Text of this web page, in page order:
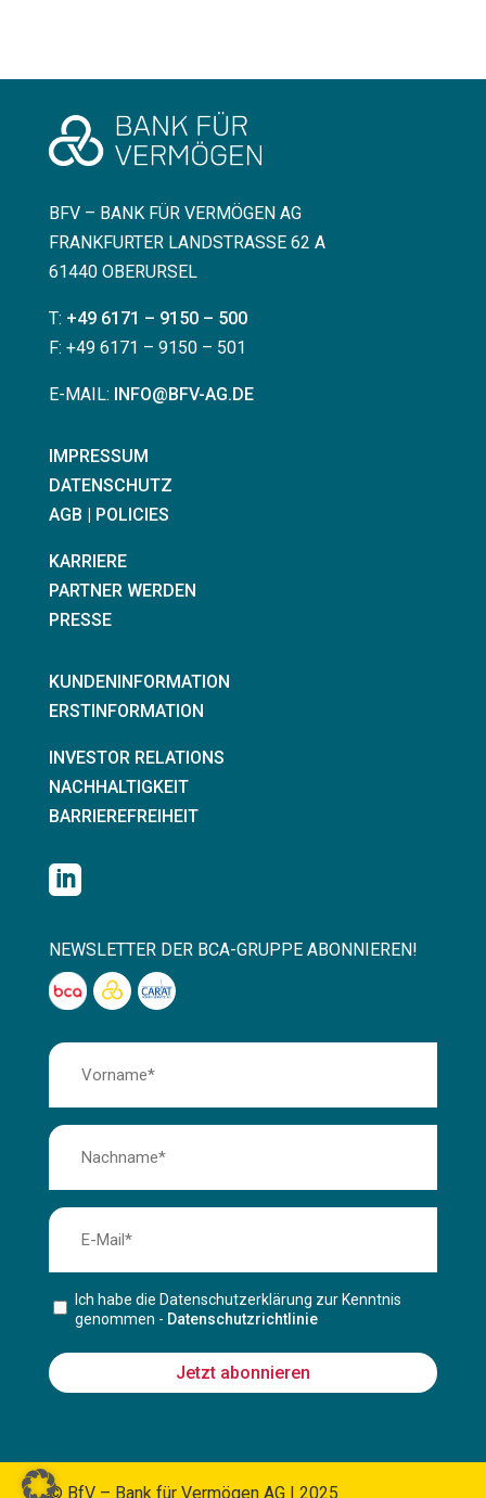
BFV – BANK FÜR VERMÖGEN AG
FRANKFURTER LANDSTRASSE 62 A
61440 OBERURSEL
T: +49 6171 – 9150 – 500
F: +49 6171 – 9150 – 501
E-MAIL: INFO@BFV-AG.DE
IMPRESSUM
DATENSCHUTZ
AGB | POLICIES
KARRIERE
PARTNER WERDEN
PRESSE
KUNDENINFORMATION
ERSTINFORMATION
INVESTOR RELATIONS
NACHHALTIGKEIT
BARRIEREFREIHEIT

NEWSLETTER DER BCA-GRUPPE ABONNIEREN!
Ich habe die Datenschutzerklärung zur Kenntnis
genommen - Datenschutzrichtlinie
Jetzt abonnieren
© BfV – Bank für Vermögen AG | 2025